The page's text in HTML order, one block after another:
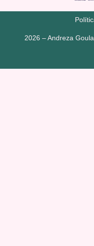
2026 – Andreza